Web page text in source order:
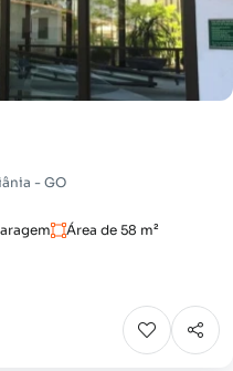
- GO
Área de 58 m²